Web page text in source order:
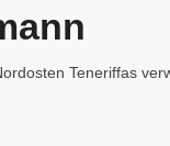
Teneriffas